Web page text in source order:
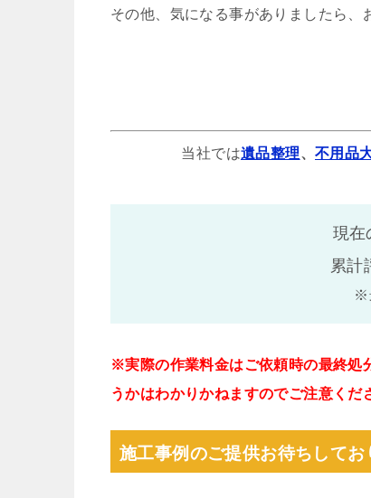
その他、気になる事がありましたら、
当社では遺品整理、 不用品
現在
累計
※
※実際の作業料金はご依頼時の最終処
うかはわかりかねますのでご注意くだ
施工事例のご提供お待ちしてお